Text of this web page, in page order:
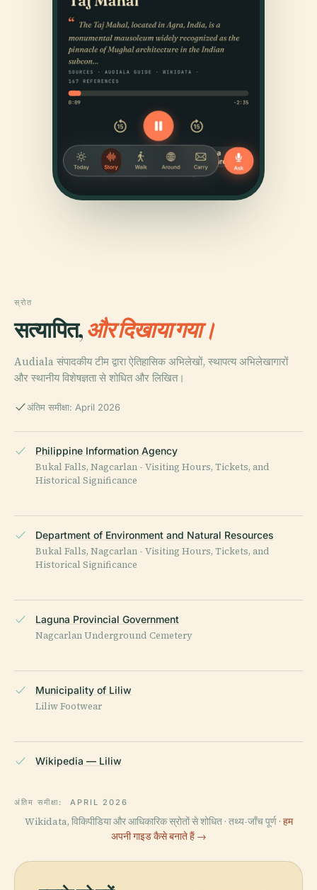
स्रोत
सत्यापित,और दिखाया गया।
Audiala संपादकीय टीम द्वारा ऐतिहासिक अभिलेखों, स्थापत्य अभिलेखागारों
और स्थानीय विशेषज्ञता से शोधित और लिखित।
अंतिम समीक्षा: April 2026
Philippine Information Agency
Bukal Falls, Nagcarlan - Visiting Hours, Tickets, and
Historical Significance
Department of Environment and Natural Resources
Bukal Falls, Nagcarlan - Visiting Hours, Tickets, and
Historical Significance
Laguna Provincial Government
Nagcarlan Underground Cemetery
Municipality of Liliw
Liliw Footwear
Wikipedia — Liliw
अंतिम समीक्षा: APRIL 2026
Wikidata, विकिपीडिया और आधिकारिक स्रोतों से शोधित · तथ्य-जाँच पूर्ण · हम
अपनी गाइड कैसे बनाते हैं →